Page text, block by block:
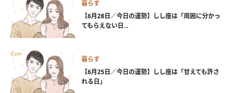
暮らす
【6月28日／今日の運勢】しし座は「周囲に分かっ
てもらえない日...
暮らす
【6月25日／今日の運勢】しし座は「甘えても許さ
れる日」